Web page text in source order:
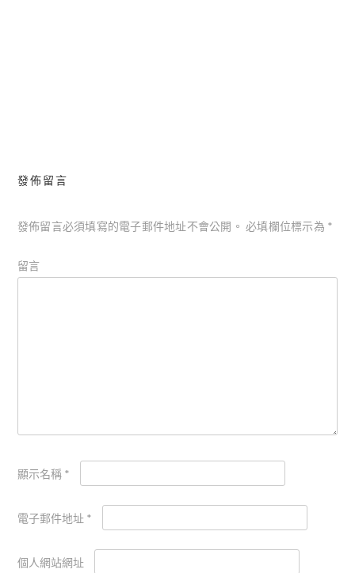
發佈留言
發佈留言必須填寫的電子郵件地址不會公開。 必填欄位標示為 *
留言
顯示名稱 *
電子郵件地址 *
個人網站網址